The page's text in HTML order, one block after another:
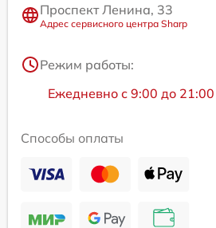
Проспект Ленина, 33
Адрес сервисного центра Sharp
Режим работы:
Ежедневно с 9:00 до 21:00
Способы оплаты